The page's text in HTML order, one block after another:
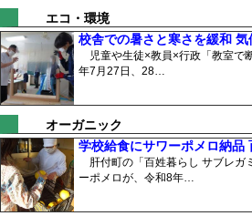
エコ・環境
校舎での暑さと寒さを緩和
児童や生徒×教員×行政「教室で
年7月27日、28…
オーガニック
学校給食にサワーポメロ納
肝付町の「百姓暮らし サブレガ
ーポメロが、令和8年…